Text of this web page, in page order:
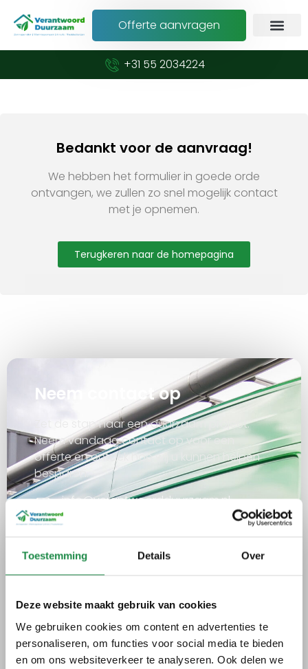
Toestemming Details Over
Deze website maakt gebruik van cookies
We gebruiken cookies om content en advertenties te
personaliseren, om functies voor social media te bieden
en om ons websiteverkeer te analyseren. Ook delen we
Offerte aanvragen
+31 55 2034224
Bedankt voor de aanvraag!
We hebben het formulier in goede orde
ontvangen, we zullen zo snel mogelijk contact
met je opnemen.
Terugkeren naar de homepagina
Neem contact op
Zet de stap naar een duurzaam project.
Neem vandaag contact op voor een
offerte en ontdek hoe wij u kunnen helpen
besparen.
info@verantwoordduurzaam.nl
+31 55 2034224
Nederland
Offerte aanvragen